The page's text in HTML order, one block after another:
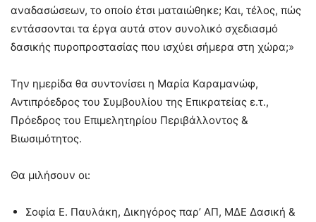
αναδασώσεων, το οποίο έτσι ματαιώθηκε; Και, τέλος, πώς
εντάσσονται τα έργα αυτά στον συνολικό σχεδιασμό
δασικής πυροπροστασίας που ισχύει σήμερα στη χώρα;»
Την ημερίδα θα συντονίσει η Μαρία Καραμανώφ,
Αντιπρόεδρος του Συμβουλίου της Επικρατείας ε.τ.,
Πρόεδρος του Επιμελητηρίου Περιβάλλοντος &
Βιωσιμότητος.
Θα μιλήσουν οι:
Σοφία Ε. Παυλάκη, Δικηγόρος παρ’ ΑΠ, MΔΕ Δασική &